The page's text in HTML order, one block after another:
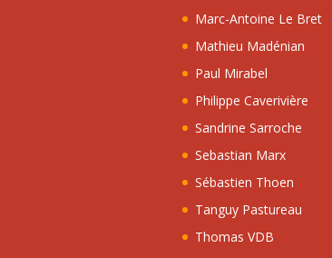
Marc-Antoine Le Bret
Mathieu Madénian
Paul Mirabel
Philippe Caverivière
Sandrine Sarroche
Sebastian Marx
Sébastien Thoen
Tanguy Pastureau
Thomas VDB